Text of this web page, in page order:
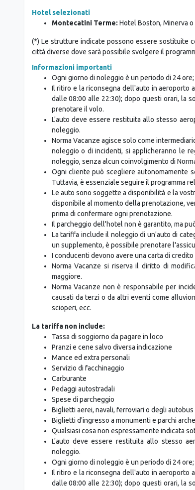
Hotel selezionati
Montecatini Terme: Hotel Boston, Minerva o
(*) Le strutture indicate possono essere sostituite
città diverse dove sarà possibile svolgere il
Informazioni importanti
Ogni giorno di noleggio è un periodo di 24
Il ritiro e la riconsegna dell'auto in aeroporto
dalle 08:00 alle 22:30); dopo questi orari, la
prenotare il volo.
L'auto deve essere restituita allo stesso
noleggio.
Norma Vacanze agisce solo come
noleggio o di incidenti, si applicheranno le
noleggio, senza alcun coinvolgimento di
Ogni cliente può scegliere autonomamente
Tuttavia, è essenziale seguire il programma
Le auto sono soggette a disponibilità e la
disponibile al momento della prenotazione,
prima di confermare ogni prenotazione.
Il parcheggio dell'hotel non è garantito, ma
La tariffa include il noleggio di un'auto di
un supplemento, è possibile prenotare
I conducenti devono avere una carta di
Norma Vacanze si riserva il diritto di
maggiore.
Norma Vacanze non è responsabile per
causati da terzi o da altri eventi come
scioperi, ecc.
La tariffa non include:
Tassa di soggiorno da pagare in loco
Pranzi e cene salvo diversa indicazione
Mance ed extra personali
Servizio di facchinaggio
Carburante
Pedaggi autostradali
Spese di parcheggio
Biglietti aerei, navali, ferroviari o degli
Biglietti d'ingresso a monumenti e parchi
Qualsiasi cosa non espressamente indicata
L'auto deve essere restituita allo stesso
noleggio.
Ogni giorno di noleggio è un periodo di 24
Il ritiro e la riconsegna dell'auto in aeroporto
dalle 08:00 alle 22:30); dopo questi orari, la